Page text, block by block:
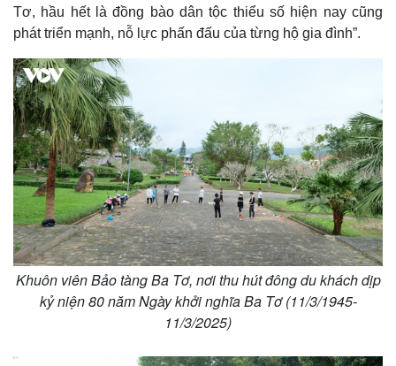
Tơ, hầu hết là đồng bào dân tộc thiểu số hiện nay cũng
phát triển mạnh, nỗ lực phấn đấu của từng hộ gia đình”.
Khuôn viên Bảo tàng Ba Tơ, nơi thu hút đông du khách dịp
kỷ niện 80 năm Ngày khởi nghĩa Ba Tơ (11/3/1945-
11/3/2025)